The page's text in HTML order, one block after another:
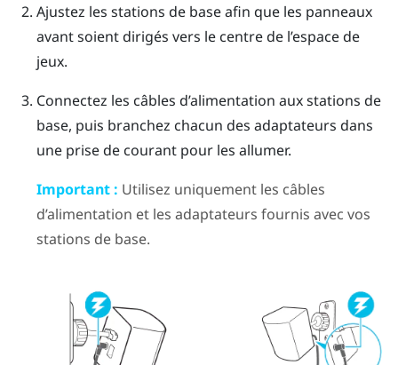
Ajustez les stations de base afin que les panneaux
avant soient dirigés vers le centre de l’espace de
jeux.
Connectez les câbles d’alimentation aux stations de
base, puis branchez chacun des adaptateurs dans
une prise de courant pour les allumer.
Important : Utilisez uniquement les câbles
d’alimentation et les adaptateurs fournis avec vos
stations de base.